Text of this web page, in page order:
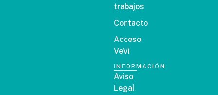
trabajos
Contacto
Acceso
VeVi
INFORMACIÓN
Aviso
Legal